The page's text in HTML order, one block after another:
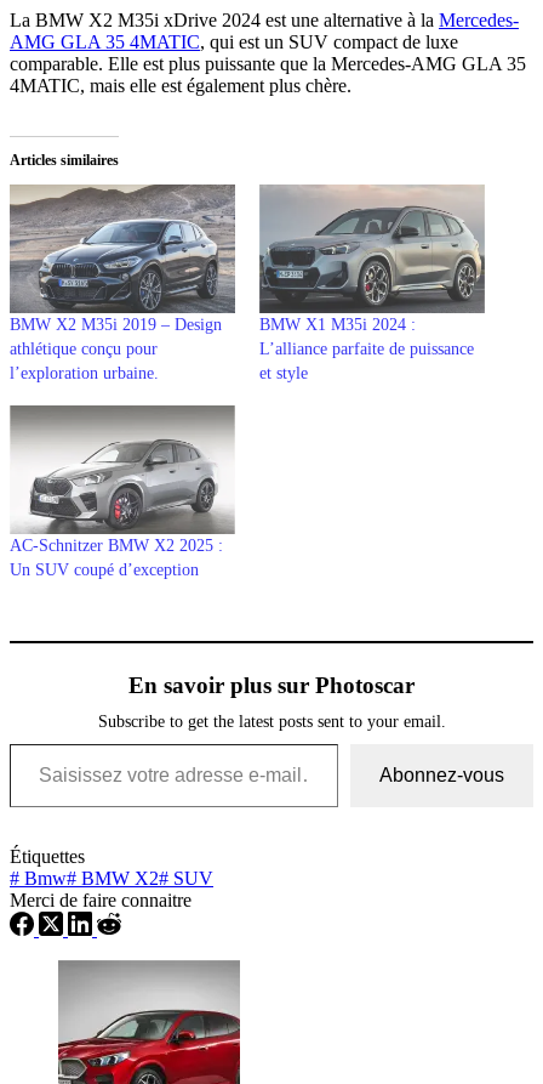
La BMW X2 M35i xDrive 2024 est une alternative à la Mercedes-
AMG GLA 35 4MATIC, qui est un SUV compact de luxe
comparable. Elle est plus puissante que la Mercedes-AMG GLA 35
4MATIC, mais elle est également plus chère.
Articles similaires
BMW X2 M35i 2019 – Design
athlétique conçu pour
l’exploration urbaine.
BMW X1 M35i 2024 :
L’alliance parfaite de puissance
et style
AC-Schnitzer BMW X2 2025 :
Un SUV coupé d’exception
En savoir plus sur Photoscar
Subscribe to get the latest posts sent to your email.
Saisissez votre adresse e-mail…
Abonnez-vous
Étiquettes
# Bmw# BMW X2# SUV
Merci de faire connaitre